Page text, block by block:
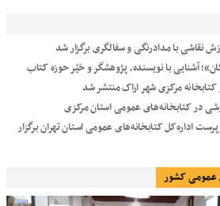
با مدادرنگی و سفالگری برگزار شد
آشنایی با نویسنده، پژوهشگر و خیّر حوزه کتاب
مرکزی شهر اراک منتشر شد
در کتابخانه‌های عمومی استان مرکزی
اداره‌کل کتابخانه‌های عمومی استان تهران برگزار
عمومی کشور